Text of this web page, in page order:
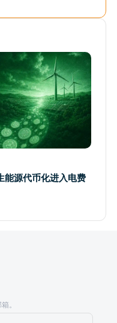
源代币化进入电费
。